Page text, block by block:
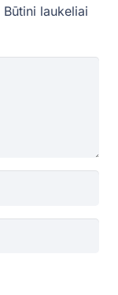
Būtini laukeliai